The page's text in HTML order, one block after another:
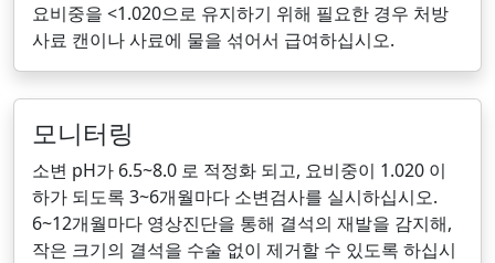
요비중을 <1.020으로 유지하기 위해 필요한 경우 처방
사료 캔이나 사료에 물을 섞어서 급여하십시오.
모니터링
소변 pH가 6.5~8.0 로 적정화 되고, 요비중이 1.020 이
하가 되도록 3~6개월마다 소변검사를 실시하십시오.
6~12개월마다 영상진단을 통해 결석의 재발을 감지해,
작은 크기의 결석을 수술 없이 제거할 수 있도록 하십시